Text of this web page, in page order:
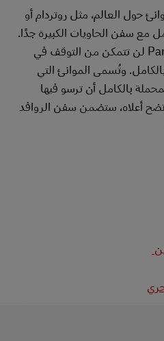
حول العالم، مثل روتردام أو
مع سفن الحاويات الكبيرة جدًا.
ومع ذلك، حتى سفينة Panamax لن تتمكن من التوقف في
وتُسمى الموانئ التي
بالكامل أن ترسو فيها
أعلاه، ستضمن سفن الروافد